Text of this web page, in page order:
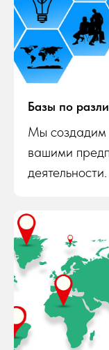
Базы по
Мы создадим
вашими
деятельности.